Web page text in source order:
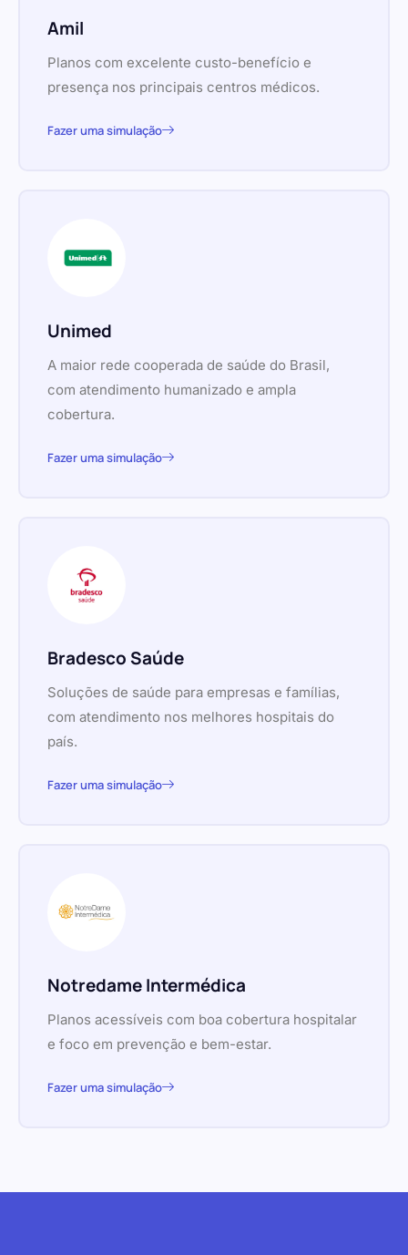
Amil
Planos com excelente custo-benefício e
presença nos principais centros médicos.
Fazer uma simulação
Unimed
A maior rede cooperada de saúde do Brasil,
com atendimento humanizado e ampla
cobertura.
Fazer uma simulação
Bradesco Saúde
Soluções de saúde para empresas e famílias,
com atendimento nos melhores hospitais do
país.
Fazer uma simulação
Notredame Intermédica
Planos acessíveis com boa cobertura hospitalar
e foco em prevenção e bem-estar.
Fazer uma simulação